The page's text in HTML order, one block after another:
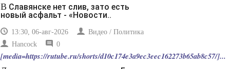
В Славянске нет слив, зато есть
новый асфальт - «Новости..
13:30, 06-авг-2026
Видео / Политика
Hancock
0
[media=https://rutube.ru/shorts/d10c174e3a9ec3eec162273b65ab8c57/]...